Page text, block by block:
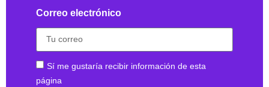
Correo electrónico
Sí me gustaría recibir información de esta
página